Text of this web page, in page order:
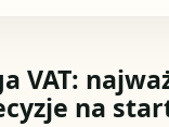
VAT:
na